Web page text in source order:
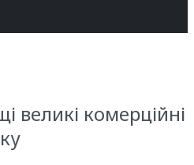
великі комерційні